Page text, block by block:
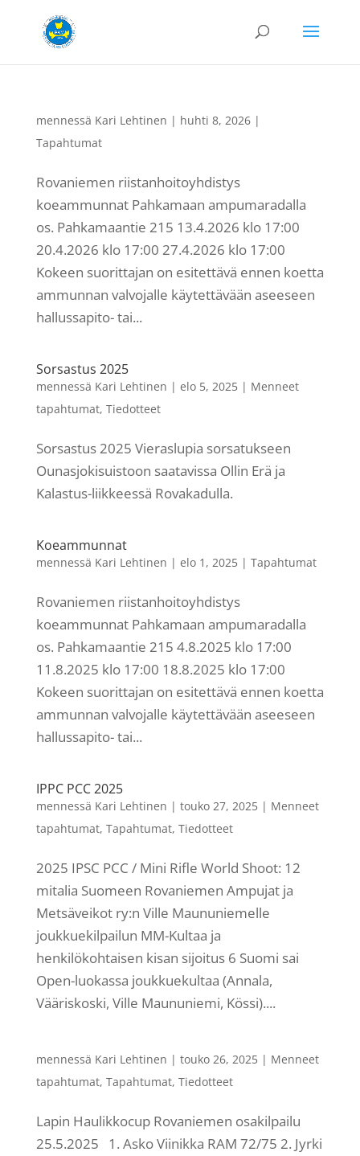
mennessä Kari Lehtinen | huhti 8, 2026|
Tapahtumat
Rovaniemen riistanhoitoyhdistys
koeammunnat Pahkamaan ampumaradalla
os. Pahkamaantie 215 13.4.2026 klo 17:00
20.4.2026 klo 17:00 27.4.2026 klo 17:00
Kokeen suorittajan on esitettävä ennen koetta
ammunnan valvojalle käytettävään aseeseen
hallussapito- tai...
Sorsastus 2025
mennessä Kari Lehtinen | elo 5, 2025| Menneet
tapahtumat, Tiedotteet
Sorsastus 2025 Vieraslupia sorsatukseen
Ounasjokisuistoon saatavissa Ollin Erä ja
Kalastus-liikkeessä Rovakadulla.
Koeammunnat
mennessä Kari Lehtinen | elo 1, 2025| Tapahtumat
Rovaniemen riistanhoitoyhdistys
koeammunnat Pahkamaan ampumaradalla
os. Pahkamaantie 215 4.8.2025 klo 17:00
11.8.2025 klo 17:00 18.8.2025 klo 17:00
Kokeen suorittajan on esitettävä ennen koetta
ammunnan valvojalle käytettävään aseeseen
hallussapito- tai...
IPPC PCC 2025
mennessä Kari Lehtinen | touko 27, 2025| Menneet
tapahtumat, Tapahtumat, Tiedotteet
2025 IPSC PCC / Mini Rifle World Shoot: 12
mitalia Suomeen Rovaniemen Ampujat ja
Metsäveikot ry:n Ville Maununiemelle
joukkuekilpailun MM-Kultaa ja
henkilökohtaisen kisan sijoitus 6 Suomi sai
Open-luokassa joukkuekultaa (Annala,
Vääriskoski, Ville Maununiemi, Kössi)....
mennessä Kari Lehtinen | touko 26, 2025| Menneet
tapahtumat, Tapahtumat, Tiedotteet
Lapin Haulikkocup Rovaniemen osakilpailu
25.5.2025 1. Asko Viinikka RAM 72/75 2. Jyrki